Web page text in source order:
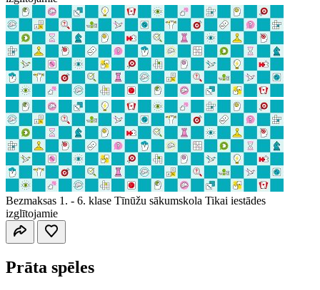
Bezmaksas 1. - 6. klase Tīnūžu sākumskola Tikai iestādes
izglītojamie
Prāta spēles